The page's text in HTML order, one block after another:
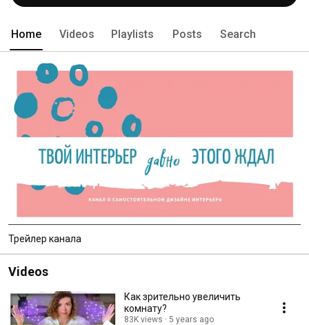
Home Videos Playlists Posts Search
Трейлер канала
Videos
Как зрительно увеличить
комнату?
83K views 5 years ago